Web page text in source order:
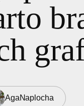
AgaNaplocha